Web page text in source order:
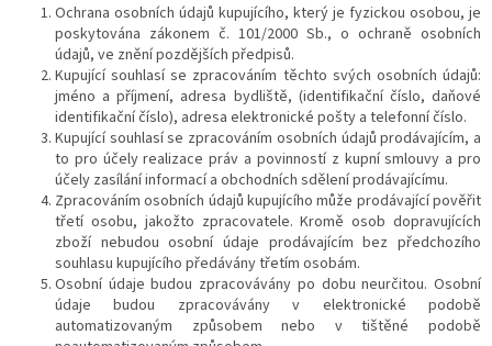
Ochrana osobních údajů kupujícího, který je fyzickou osobou, je
poskytována zákonem č. 101/2000 Sb., o ochraně osobních
údajů, ve znění pozdějších předpisů.
Kupující souhlasí se zpracováním těchto svých osobních údajů:
jméno a příjmení, adresa bydliště, (identifikační číslo, daňové
identifikační číslo), adresa elektronické pošty a telefonní číslo.
Kupující souhlasí se zpracováním osobních údajů prodávajícím, a
to pro účely realizace práv a povinností z kupní smlouvy a pro
účely zasílání informací a obchodních sdělení prodávajícímu.
Zpracováním osobních údajů kupujícího může prodávající pověřit
třetí osobu, jakožto zpracovatele. Kromě osob dopravujících
zboží nebudou osobní údaje prodávajícím bez předchozího
souhlasu kupujícího předávány třetím osobám.
Osobní údaje budou zpracovávány po dobu neurčitou. Osobní
údaje budou zpracovávány v elektronické podobě
automatizovaným způsobem nebo v tištěné podobě